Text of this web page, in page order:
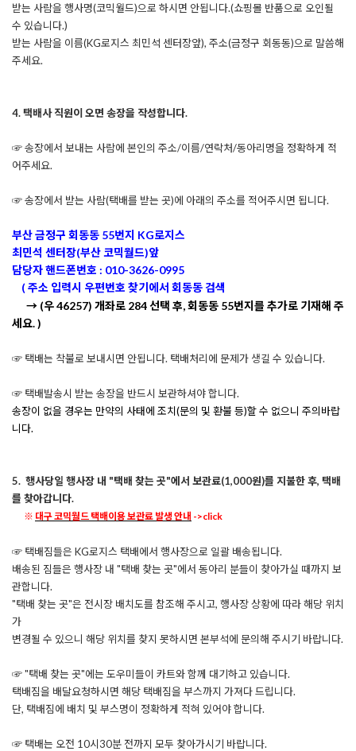
받는 사람을 행사명(코믹월드)으로 하시면 안됩니다.(쇼핑몰 반품으로 오인될
수 있습니다.)
받는 사람을 이름(KG로지스 최민석 센터장앞), 주소(금정구 회동동)으로 말씀해
주세요.
4. 택배사 직원이 오면 송장을 작성합니다.
☞ 송장에서 보내는 사람에 본인의 주소/이름/연락처/동아리명을 정확하게 적
어주세요.
☞ 송장에서 받는 사람(택배를 받는 곳)에 아래의 주소를 적어주시면 됩니다.
부산 금정구 회동동 55번지 KG로지스
최민석 센터장(부산 코믹월드)앞
담당자 핸드폰번호 : 010-3626-0995
( 주소 입력시 우편번호 찾기에서 회동동 검색
→ (우 46257) 개좌로 284 선택 후, 회동동 55번지를 추가로 기재해 주
세요. )
☞ 택배는 착불로 보내시면 안됩니다. 택배처리에 문제가 생길 수 있습니다.
☞ 택배발송시 받는 송장을 반드시 보관하셔야 합니다.
송장이 없을 경우는 만약의 사태에 조치(문의 및 환불 등)할 수 없으니 주의바랍
니다.
5. 행사당일 행사장 내 "택배 찾는 곳"에서 보관료(1,000원)를 지불한 후, 택배
를 찾아갑니다.
※ 대구 코믹월드 택배이용 보관료 발생 안내 ->click
☞ 택배짐들은 KG로지스 택배에서 행사장으로 일괄 배송됩니다.
배송된 짐들은 행사장 내 "택배 찾는 곳"에서 동아리 분들이 찾아가실 때까지 보
관합니다.
"택배 찾는 곳"은 전시장 배치도를 참조해 주시고, 행사장 상황에 따라 해당 위치
가
변경될 수 있으니 해당 위치를 찾지 못하시면 본부석에 문의해 주시기 바랍니다.
☞ "택배 찾는 곳"에는 도우미들이 카트와 함께 대기하고 있습니다.
택배짐을 배달요청하시면 해당 택배짐을 부스까지 가져다 드립니다.
단, 택배짐에 배치 및 부스명이 정확하게 적혀 있어야 합니다.
☞ 택배는 오전 10시30분 전까지 모두 찾아가시기 바랍니다.